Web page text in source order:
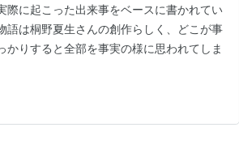
際に起こった出来事をベースに書かれてい
語は桐野夏生さんの創作らしく、どこが事
りすると全部を事実の様に思われてしま